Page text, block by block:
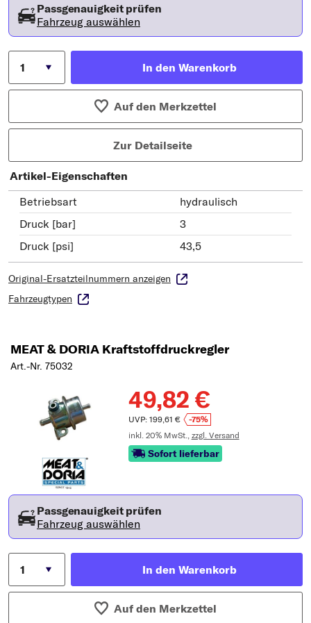
Passgenauigkeit prüfen
Fahrzeug auswählen
In den Warenkorb
Auf den Merkzettel
Zur Detailseite
Artikel-Eigenschaften
Betriebsart
hydraulisch
Druck [bar]
3
Druck [psi]
43,5
Original-Ersatzteilnummern anzeigen
Fahrzeugtypen
MEAT & DORIA Kraftstoffdruckregler
Art.-Nr. 75032
49,82 €
UVP: 199,61 €
-75%
inkl. 20% MwSt., zzgl. Versand
Sofort lieferbar
Passgenauigkeit prüfen
Fahrzeug auswählen
In den Warenkorb
Auf den Merkzettel